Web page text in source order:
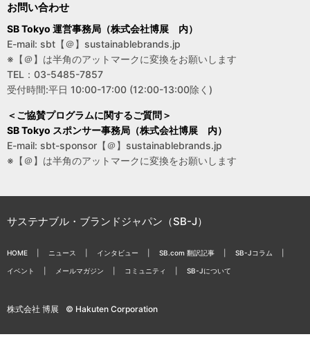
お問い合わせ
SB Tokyo 運営事務局（株式会社博展 内）
E-mail: sbt【＠】sustainablebrands.jp
※【＠】は半角のアットマークに変換をお願いします
TEL：03-5485-7857
受付時間:平日 10:00-17:00 (12:00-13:00除く)
＜ご協賛プログラムに関するご質問＞
SB Tokyo スポンサー事務局（株式会社博展 内）
E-mail: sbt-sponsor【＠】sustainablebrands.jp
※【＠】は半角のアットマークに変換をお願いします
サステナブル・ブランドジャパン（SB-J）
HOME ニュース インタビュー SB.com 翻訳記事 SB-Jコラム
イベント メールマガジン コミュニティ SB-Jについて
株式会社 博展 © Hakuten Corporation